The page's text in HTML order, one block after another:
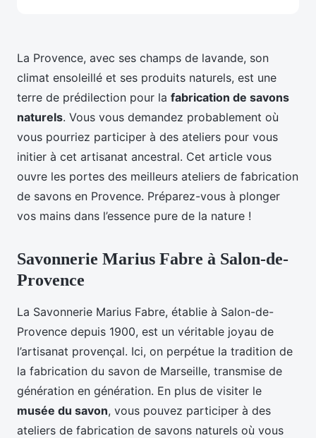
La Provence, avec ses champs de lavande, son
climat ensoleillé et ses produits naturels, est une
terre de prédilection pour la fabrication de savons
naturels. Vous vous demandez probablement où
vous pourriez participer à des ateliers pour vous
initier à cet artisanat ancestral. Cet article vous
ouvre les portes des meilleurs ateliers de fabrication
de savons en Provence. Préparez-vous à plonger
vos mains dans l’essence pure de la nature !
Savonnerie Marius Fabre à Salon-de-
Provence
La Savonnerie Marius Fabre, établie à Salon-de-
Provence depuis 1900, est un véritable joyau de
l’artisanat provençal. Ici, on perpétue la tradition de
la fabrication du savon de Marseille, transmise de
génération en génération. En plus de visiter le
musée du savon, vous pouvez participer à des
ateliers de fabrication de savons naturels où vous